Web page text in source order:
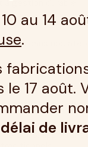
gestion durable.
dans nos
le choix de
ventilation &
et respirant : les
coco,
au 14
.
le 17 août.
délai de